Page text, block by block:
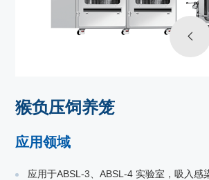
猴负压饲养笼
应用领域
应用于ABSL-3、ABSL-4 实验室，吸入感